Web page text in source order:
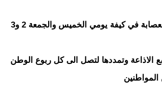
الاذاعة وتمددها لتصل الى كل ربوع الوطن